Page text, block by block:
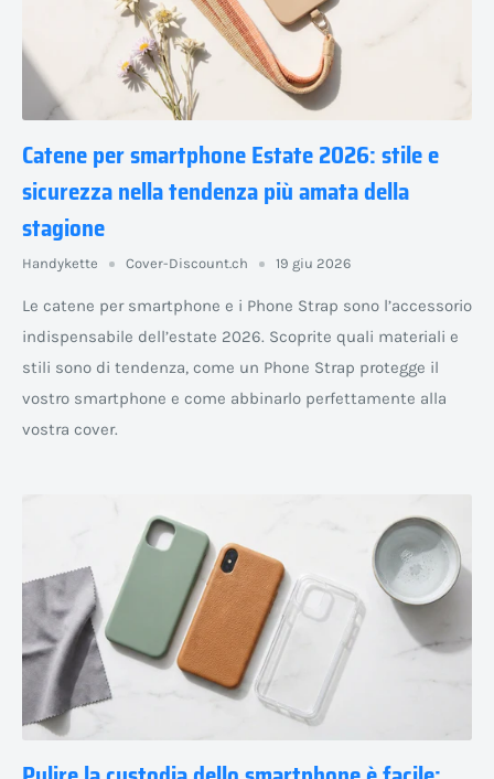
Catene per smartphone Estate 2026: stile e
sicurezza nella tendenza più amata della
stagione
Handykette Cover-Discount.ch 19 giu 2026
Le catene per smartphone e i Phone Strap sono l’accessorio
indispensabile dell’estate 2026. Scoprite quali materiali e
stili sono di tendenza, come un Phone Strap protegge il
vostro smartphone e come abbinarlo perfettamente alla
vostra cover.